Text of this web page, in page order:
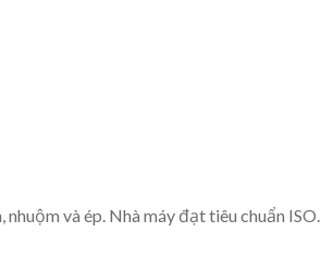
và ép. Nhà máy đạt tiêu chuẩn ISO.